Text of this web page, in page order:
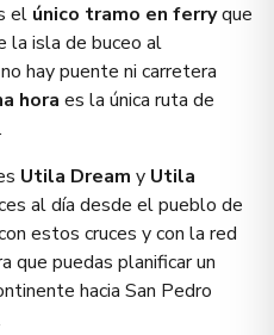
el único tramo en ferryque
la isla de buceo al
hay puente ni carretera
hora es la única ruta de
Utila Dream y Utila
al día desde el pueblo de
estos cruces y con la red
que puedas planificar un
hacia San Pedro